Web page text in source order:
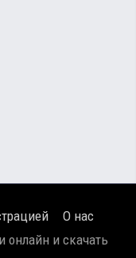
О нас
онлайн и скачать